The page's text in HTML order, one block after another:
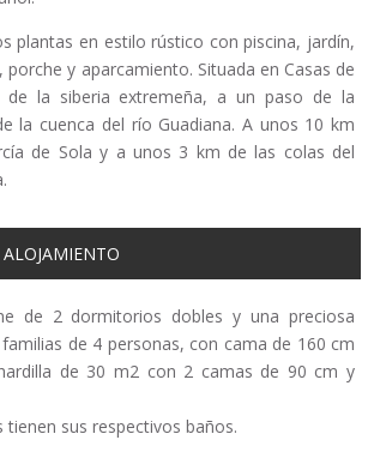
plantas en estilo rústico con piscina, jardín,
y aparcamiento. Situada en Casas de
de la siberia extremeña, a un paso de la
la cuenca del río Guadiana. A unos 10 km
de Sola y a unos 3 km de las colas del
de 2 dormitorios dobles y una preciosa
de 4 personas, con cama de 160 cm
de 30 m2 con 2 camas de 90 cm y
sus respectivos baños.